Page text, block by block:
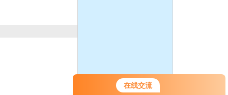
在线交流
您好！欢迎前来咨询，很高兴为您
服务，请问您要咨询什么问题呢？